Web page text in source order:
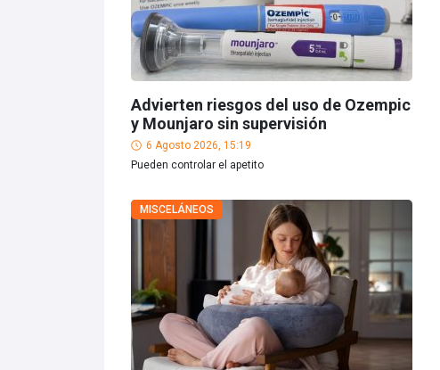
Advierten riesgos del uso de Ozempic
y Mounjaro sin supervisión
6 Agosto 2026, 15:19
Pueden controlar el apetito
MISCELÁNEOS